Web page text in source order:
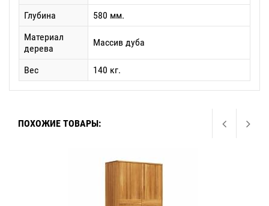
Глубина
580 мм.
Материал
дерева
Массив дуба
Вес 140 кг.
ПОХОЖИЕ ТОВАРЫ: